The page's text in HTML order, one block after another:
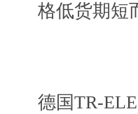
格低货期短
德国TR-